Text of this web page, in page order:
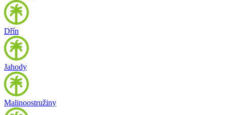
Dřín
Jahody
Malinoostružiny